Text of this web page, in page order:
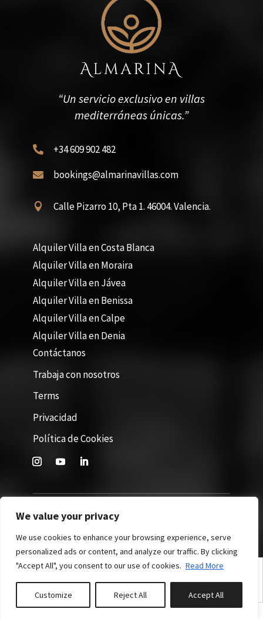
We value your privacy
We use cookies to enhance your browsing experience, serve
personalized ads or content, and analyze our traffic. By clicking
"Accept All", you consent to our use of cookies. Read More
Customize Reject All Accept All
“Un servicio exclusivo en villas
mediterráneas únicas.”
 +34 609 902 482
 bookings@almarinavillas.com
 Calle Pizarro 10, Pta 1. 46004. Valencia.
Alquiler Villa en Costa Blanca
Alquiler Villa en Moraira
Alquiler Villa en Jávea
Alquiler Villa en Benissa
Alquiler Villa en Calpe
Alquiler Villa en Denia
Contáctanos
Trabaja con nosotros
Terms
Privacidad
Política de Cookies
Site by 365Villas. All rights reserved © 2026
English(Inglés) Español Nederlands(Holandés
Deutsch
Alemán